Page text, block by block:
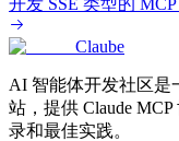
开发 SSE 类型的
Claube
AI 智能体开发社区是
站，提供 Claude
录和最佳实践。